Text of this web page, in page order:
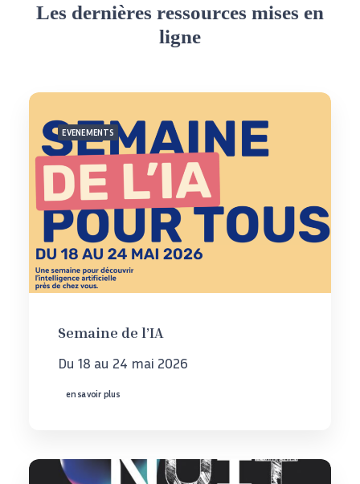
Les dernières ressources mises en
ligne
EVENEMENTS
Semaine de l’IA
Du 18 au 24 mai 2026
en savoir plus